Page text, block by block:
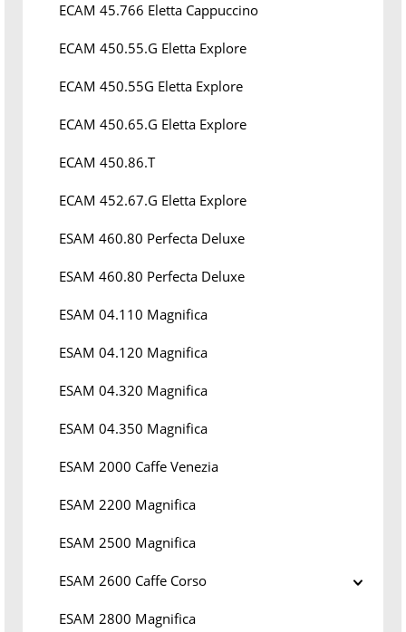
ECAM 45.766 Eletta Cappuccino
ECAM 450.55.G Eletta Explore
ECAM 450.55G Eletta Explore
ECAM 450.65.G Eletta Explore
ECAM 450.86.T
ECAM 452.67.G Eletta Explore
ESAM 460.80 Perfecta Deluxe
ESAM 460.80 Perfecta Deluxe
ESAM 04.110 Magnifica
ESAM 04.120 Magnifica
ESAM 04.320 Magnifica
ESAM 04.350 Magnifica
ESAM 2000 Caffe Venezia
ESAM 2200 Magnifica
ESAM 2500 Magnifica
ESAM 2600 Caffe Corso
ESAM 2800 Magnifica